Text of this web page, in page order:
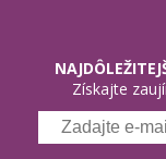
Získajte